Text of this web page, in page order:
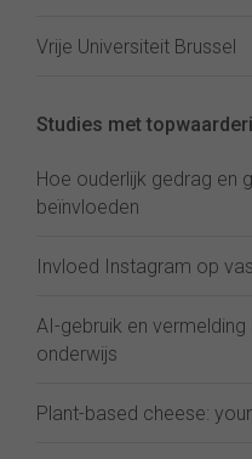
Vrije Universiteit Brussel
Studies met
Hoe ouderlijk gedrag en
beïnvloeden
Invloed Instagram op
AI-gebruik en
onderwijs
Plant-based cheese: